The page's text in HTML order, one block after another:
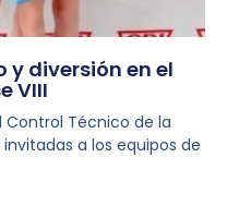
y diversión en el
VIII
Control Técnico de la
a los equipos de